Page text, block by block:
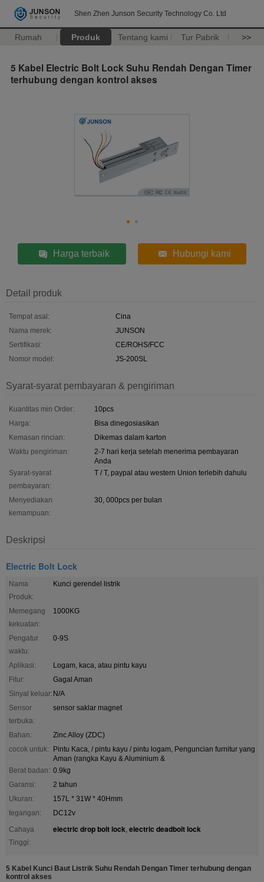
Shen Zhen Junson Security Technology Co. Ltd
Rumah Produk Tentang kami Tur Pabrik >>
5 Kabel Electric Bolt Lock Suhu Rendah Dengan Timer
terhubung dengan kontrol akses
Harga terbaik Hubungi kami
Detail produk
Tempat asal:
Cina
Nama merek:
JUNSON
Sertifikasi:
CE/ROHS/FCC
Nomor model:
JS-200SL
Syarat-syarat pembayaran & pengiriman
Kuantitas min Order:
10pcs
Harga:
Bisa dinegosiasikan
Kemasan rincian:
Dikemas dalam karton
Waktu pengiriman:
2-7 hari kerja setelah menerima pembayaran
Anda
Syarat-syarat
pembayaran:
T / T, paypal atau western Union terlebih dahulu
Menyediakan
kemampuan:
30, 000pcs per bulan
Deskripsi
Electric Bolt Lock
Nama
Produk:
Kunci gerendel listrik
Memegang
kekuatan:
1000KG
Pengatur
waktu:
0-9S
Aplikasi:
Logam, kaca, atau pintu kayu
Fitur:
Gagal Aman
Sinyal keluar: N/A
Sensor
terbuka:
sensor saklar magnet
Bahan:
Zinc Alloy (ZDC)
cocok untuk:
Pintu Kaca, / pintu kayu / pintu logam, Penguncian furnitur yang
Aman (rangka Kayu & Aluminium &
Berat badan: 0.9kg
Garansi:
2 tahun
Ukuran:
157L * 31W * 40Hmm
tegangan:
DC12v
Cahaya
Tinggi:
electric drop bolt lock, electric deadbolt lock
5 Kabel Kunci Baut Listrik Suhu Rendah Dengan Timer terhubung dengan
kontrol akses